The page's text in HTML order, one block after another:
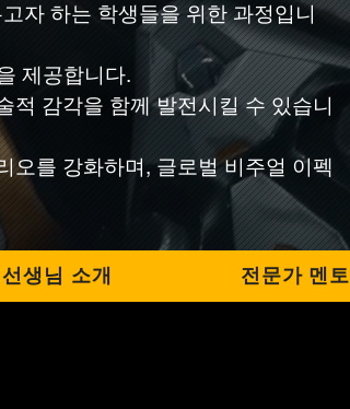
자 하는 학생들을 위한 과정입니
제공합니다.
적 감각을 함께 발전시킬 수 있습니
오를 강화하며, 글로벌 비주얼 이펙
선생님 소개 전문가 멘토